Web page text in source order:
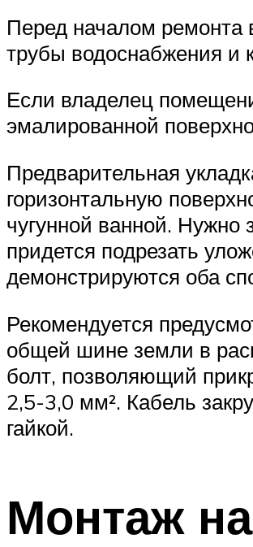
Перед началом ремонта
трубы водоснабжения и
Если владелец
эмалированной
Предварительная
горизонтальную
чугунной ванной. Нужно
придется подрезать
демонстрируются оба
Рекомендуется
общей шине земли в
болт, позволяющий
2,5-3,0 мм². Кабель
гайкой.
Монтаж